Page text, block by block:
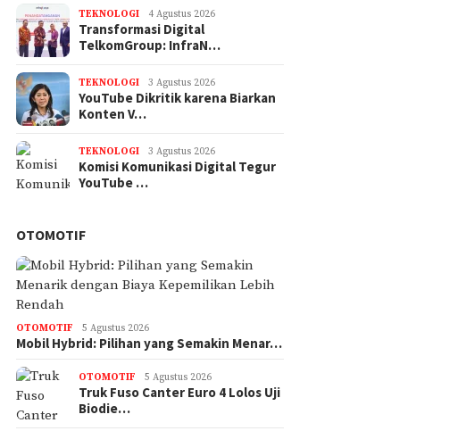
TEKNOLOGI 4 Agustus 2026
Transformasi Digital
TelkomGroup: InfraN…
TEKNOLOGI 3 Agustus 2026
YouTube Dikritik karena Biarkan
Konten V…
TEKNOLOGI 3 Agustus 2026
Komisi Komunikasi Digital Tegur
YouTube …
OTOMOTIF
OTOMOTIF 5 Agustus 2026
Mobil Hybrid: Pilihan yang Semakin Menar…
OTOMOTIF 5 Agustus 2026
Truk Fuso Canter Euro 4 Lolos Uji
Biodie…